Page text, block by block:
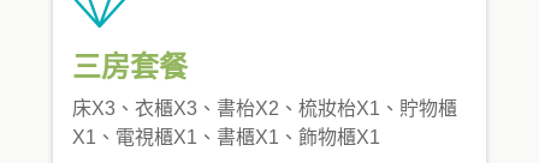
三房套餐
床X3、衣櫃X3、書枱X2、梳妝枱X1、貯物櫃
X1、電視櫃X1、書櫃X1、飾物櫃X1